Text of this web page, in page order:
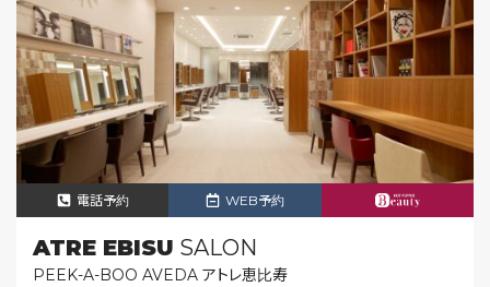
電話予約 WEB予約
ATRE EBISU SALON
PEEK-A-BOO AVEDA アトレ恵比寿